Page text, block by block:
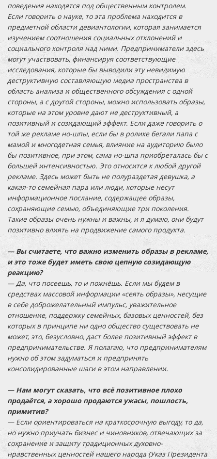
поведения находятся под общественным контролем.
Если говорить о науке, то эта проблема находится в
предметной области девиантологии, которая занимается
изучением соотношения социальных отклонений и
социального контроля над ними. Предприниматели здесь
могут участвовать, финансируя соответствующие
исследования, которые бы выводили эту невидимую
деструктивную составляющую медиа пространства в
область анализа и общественного обсуждения с одной
стороны, а с другой стороны, можно использовать образы,
которые на этом уровне дают не деструктивный, а
позитивный и созидающий эффект. Если даже говорить о
той же рекламе но-шпы, если бы в ролике бегали папа с
мамой и многодетная семья, влияние на аудиторию было
бы позитивное, при этом, сама но-шпа приобреталась бы с
большей интенсивностью. Это относится к любой другой
рекламе. Здесь может быть не полураздетая девушка, а
какая-то семейная пара или люди, которые несут
информационное послание, содержащее образы,
сохраняющие семью, объединяющие три поколения.
Такие образы очень нужны и важны, и я думаю, они будут
позитивно влиять на продвижение самого продукта.
— Вы считаете, что важно изменить образы в рекламе,
и это тоже будет иметь свою цепную созидающую
реакцию?
— Да, что посеешь, то и пожнёшь. Если мы будем в
средствах массовой информации «сеять образы», несущие
в себе доброжелательный импульс, уважительное
отношение, поддержку семейных, базовых ценностей, без
которых в принципе ни одно общество существовать не
может, это, безусловно, даст более позитивный эффект в
предпринимательстве. Я полагаю, что предпринимателям
нужно об этом задуматься и предпринять
консолидированные шаги в этом направлении.
— Нам могут сказать, что всё позитивное плохо
продаётся, а хорошо продаются ужасы, пошлость,
примитив?
— Если ориентироваться на краткосрочную выгоду, то да,
но нужно приучать бизнес и чиновников, отвечающих за
сохранение и защиту традиционных духовно-
нравственных ценностей нашего народа (Указ Президента